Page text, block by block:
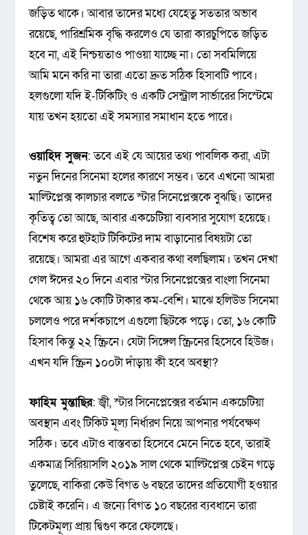
জড়িত থাকে। আবার তাদের মধ্যে যেহেতু সততার অভাব
রয়েছে, পারিশ্রমিক বৃদ্ধি করলেও যে তারা কারচুপিতে জড়িত
হবে না, এই নিশ্চয়তাও পাওয়া যাচ্ছে না। তো সবমিলিয়ে
আমি মনে করি না তারা এতো দ্রুত সঠিক হিসাবটি পাবে।
হলগুলো যদি ই-টিকিটিং ও একটি সেন্ট্রাল সার্ভারের সিস্টেমে
যায় তখন হয়তো এই সমস্যার সমাধান হতে পারে।
ওয়াহিদ সুজন: তবে এই যে আয়ের তথ্য পাবলিক করা, এটা
নতুন দিনের সিনেমা হলের কারণে সম্ভব। তবে এখনো আমরা
মাল্টিপ্লেক্স কালচার বলতে স্টার সিনেপ্লেক্সকে বুঝছি। তাদের
কৃতিত্ব তো আছে, আবার একচেটিয়া ব্যবসার সুযোগ হয়েছে।
বিশেষ করে হুটহাট টিকিটের দাম বাড়ানোর বিষয়টা তো
রয়েছে। আমরা এর আগে একবার কথা বলছিলাম। তখন দেখা
গেল ঈদের ২০ দিনে এবার স্টার সিনেপ্লেক্সের বাংলা সিনেমা
থেকে আয় ১৬ কোটি টাকার কম-বেশি। মাঝে হলিউড সিনেমা
চললেও পরে দর্শকচাপে এগুলো ছিটকে পড়ে। তো, ১৬ কোটি
হিসাব কিন্তু ২২ স্ক্রিনে। যেটা সিঙ্গেল স্ক্রিনের হিসেবে হিউজ।
এখন যদি স্ক্রিন ১০০টা দাঁড়ায় কী হবে অবস্থা?
ফাহিম মুন্তাছির: জ্বী, স্টার সিনেপ্লেক্সের বর্তমান একচেটিয়া
অবস্থান এবং টিকিট মূল্য নির্ধারণ নিয়ে আপনার পর্যবেক্ষণ
সঠিক। তবে এটাও বাস্তবতা হিসেবে মেনে নিতে হবে, তারাই
একমাত্র সিরিয়াসলি ২০১৯ সাল থেকে মাল্টিপ্লেক্স চেইন গড়ে
তুলেছে, বাকিরা কেউ বিগত ৬ বছরে তাদের প্রতিযোগী হওয়ার
চেষ্টাই করেনি। এ জন্যে বিগত ১০ বছরের ব্যবধানে তারা
টিকেটমূল্য প্রায় দ্বিগুণ করে ফেলেছে।